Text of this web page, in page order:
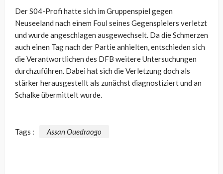
Der S04-Profi hatte sich im Gruppenspiel gegen
Neuseeland nach einem Foul seines Gegenspielers verletzt
und wurde angeschlagen ausgewechselt. Da die Schmerzen
auch einen Tag nach der Partie anhielten, entschieden sich
die Verantwortlichen des DFB weitere Untersuchungen
durchzuführen. Dabei hat sich die Verletzung doch als
stärker herausgestellt als zunächst diagnostiziert und an
Schalke übermittelt wurde.
Tags : Assan Ouedraogo